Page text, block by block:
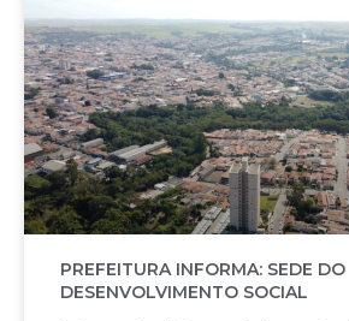
PREFEITURA INFORMA: SEDE DO
DESENVOLVIMENTO SOCIAL